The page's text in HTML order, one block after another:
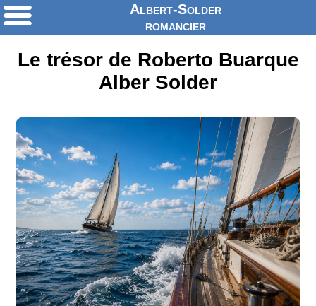
Albert-Solder
romancier
Le trésor de Roberto Buarque
Alber Solder